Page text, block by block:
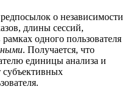
о независимости
длины сессий,
одного пользователя
. Получается, что
единицы анализа и
субъективных